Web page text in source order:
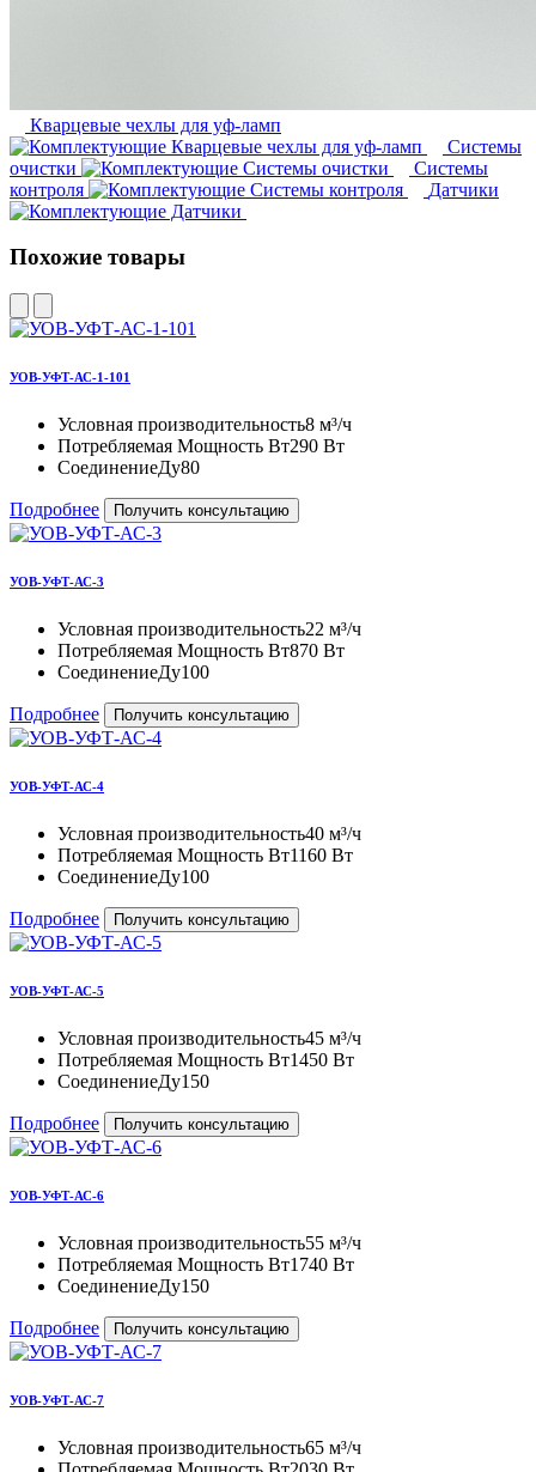
Кварцевые чехлы для уф-ламп
Системы
очистки
Системы
контроля
Датчики
Похожие товары
УОВ-УФТ-АС-1-101
Условная производительность8 м³/ч
Потребляемая Мощность Вт290 Вт
СоединениеДу80
Подробнее Получить консультацию
УОВ-УФТ-АС-3
Условная производительность22 м³/ч
Потребляемая Мощность Вт870 Вт
СоединениеДу100
Подробнее Получить консультацию
УОВ-УФТ-АС-4
Условная производительность40 м³/ч
Потребляемая Мощность Вт1160 Вт
СоединениеДу100
Подробнее Получить консультацию
УОВ-УФТ-АС-5
Условная производительность45 м³/ч
Потребляемая Мощность Вт1450 Вт
СоединениеДу150
Подробнее Получить консультацию
УОВ-УФТ-АС-6
Условная производительность55 м³/ч
Потребляемая Мощность Вт1740 Вт
СоединениеДу150
Подробнее Получить консультацию
УОВ-УФТ-АС-7
Условная производительность65 м³/ч